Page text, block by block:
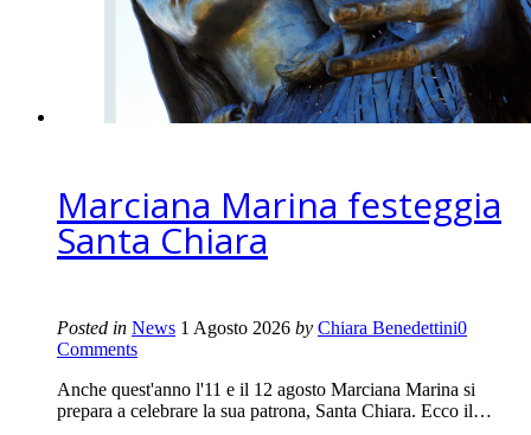
Marciana Marina festeggia
Santa Chiara
Posted in News 1 Agosto 2026 by Chiara Benedettini0
Comments
Anche quest'anno l'11 e il 12 agosto Marciana Marina si
prepara a celebrare la sua patrona, Santa Chiara. Ecco il…